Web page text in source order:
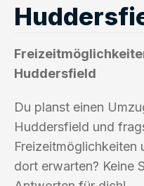
Huddersfield
Du planst einen
Huddersfield und
Freizeitmöglichkeiten
dort erwarten? Keine